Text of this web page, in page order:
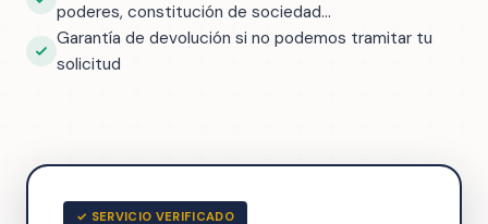
poderes, constitución de sociedad...
Garantía de devolución si no podemos tramitar tu
solicitud
✓ SERVICIO VERIFICADO